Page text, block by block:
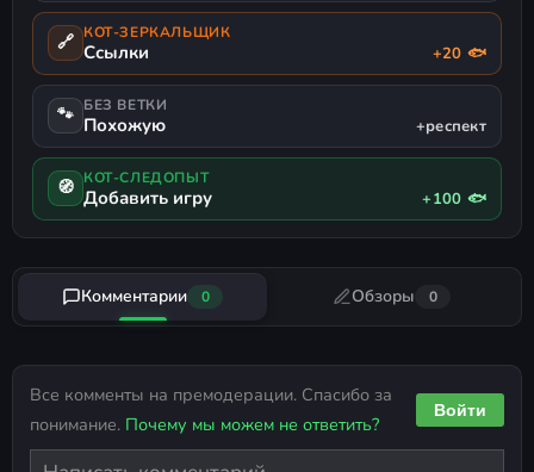
🔗 КОТ-ЗЕРКАЛЬЩИК
Ссылки +20 🐟
🐾 БЕЗ ВЕТКИ
Похожую +респект
🧭 КОТ-СЛЕДОПЫТ
Добавить игру +100 🐟
Комментарии 0 Обзоры 0
Все комменты на премодерации. Спасибо за
понимание. Почему мы можем не ответить?
Войти